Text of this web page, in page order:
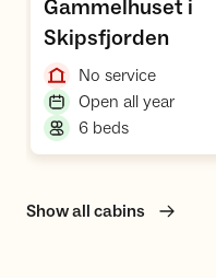
Gammelhuset i
Skipsfjorden,
No service,
Open all year,
6 beds,
Show all cabins